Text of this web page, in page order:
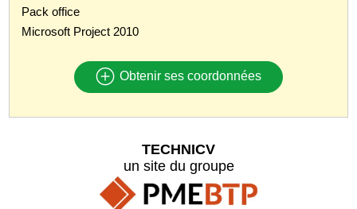
Pack office
Microsoft Project 2010
Obtenir ses coordonnées
TECHNICV
un site du groupe